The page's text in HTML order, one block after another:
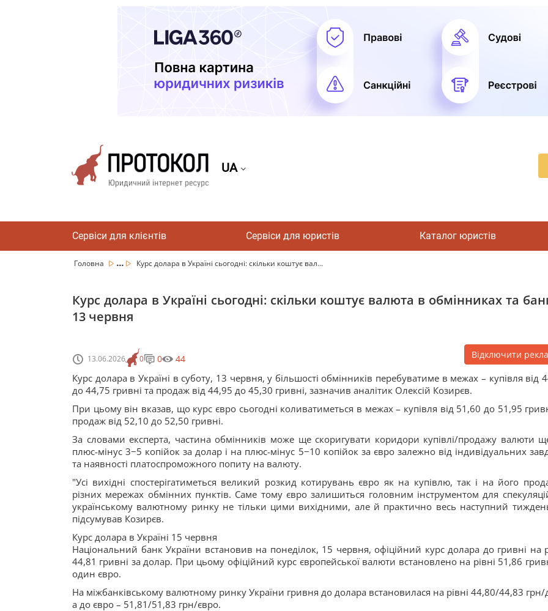
UA
Сервіси для клієнтів Сервіси для юристів Каталог юристів
Головна ... Курс долара в Україні сьогодні: скільки коштує вал...
Курс долара в Україні сьогодні: скільки коштує валюта в обмінниках та
13 червня
13.06.2026 0 0 44 Відключити
Курс долара в Україні в суботу, 13 червня, у більшості обмінників перебуватиме в межах – купівля від
до 44,75 гривні та продаж від 44,95 до 45,30 гривні, зазначив аналітик Олексій Козирєв.
При цьому він вказав, що курс євро сьогодні коливатиметься в межах – купівля від 51,60 до 51,95
продаж від 52,10 до 52,50 гривні.
За словами експерта, частина обмінників може ще скоригувати коридори купівлі/продажу валюти
плюс-мінус 3−5 копійок за долар і на плюс-мінус 5−10 копійок за євро залежно від індивідуальних
та наявності платоспроможного попиту на валюту.
"Усі вихідні спостерігатиметься великий розкид котирувань євро як на купівлю, так і на його
різних мережах обмінних пунктів. Саме тому євро залишиться головним інструментом для
українському валютному ринку не тільки цими вихідними, але й практично весь наступний
підсумував Козирєв.
Курс долара в Україні 15 червня
Національний банк України встановив на понеділок, 15 червня, офіційний курс долара до гривні на
44,81 гривні за долар. При цьому офіційний курс європейської валюти встановлено на рівні 51,86
один євро.
На міжбанківському валютному ринку України гривня до долара встановилася на рівні 44,80/44,83 грн/
а до євро – 51,81/51,83 грн/євро.